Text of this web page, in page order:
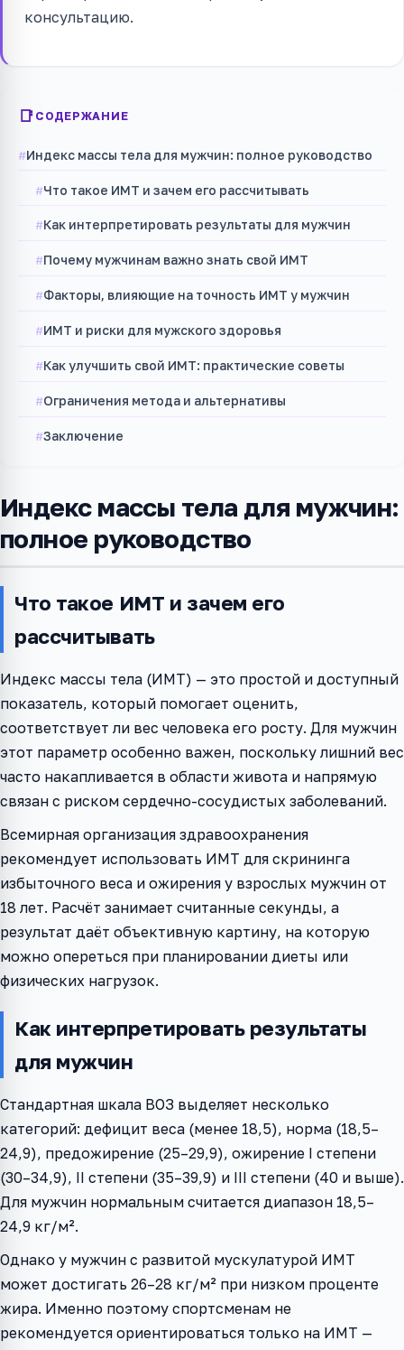
консультацию.
СОДЕРЖАНИЕ
Индекс массы тела для мужчин: полное руководство
Что такое ИМТ и зачем его рассчитывать
Как интерпретировать результаты для мужчин
Почему мужчинам важно знать свой ИМТ
Факторы, влияющие на точность ИМТ у мужчин
ИМТ и риски для мужского здоровья
Как улучшить свой ИМТ: практические советы
Ограничения метода и альтернативы
Заключение
Индекс массы тела для мужчин:
полное руководство
Что такое ИМТ и зачем его
рассчитывать
Индекс массы тела (ИМТ) — это простой и доступный
показатель, который помогает оценить,
соответствует ли вес человека его росту. Для мужчин
этот параметр особенно важен, поскольку лишний вес
часто накапливается в области живота и напрямую
связан с риском сердечно-сосудистых заболеваний.
Всемирная организация здравоохранения
рекомендует использовать ИМТ для скрининга
избыточного веса и ожирения у взрослых мужчин от
18 лет. Расчёт занимает считанные секунды, а
результат даёт объективную картину, на которую
можно опереться при планировании диеты или
физических нагрузок.
Как интерпретировать результаты
для мужчин
Стандартная шкала ВОЗ выделяет несколько
категорий: дефицит веса (менее 18,5), норма (18,5–
24,9), предожирение (25–29,9), ожирение I степени
(30–34,9), II степени (35–39,9) и III степени (40 и выше).
Для мужчин нормальным считается диапазон 18,5–
24,9 кг/м².
Однако у мужчин с развитой мускулатурой ИМТ
может достигать 26–28 кг/м² при низком проценте
жира. Именно поэтому спортсменам не
рекомендуется ориентироваться только на ИМТ —